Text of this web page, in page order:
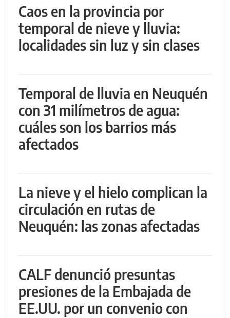
Caos en la provincia por
temporal de nieve y lluvia:
localidades sin luz y sin clases
Temporal de lluvia en Neuquén
con 31 milímetros de agua:
cuáles son los barrios más
afectados
La nieve y el hielo complican la
circulación en rutas de
Neuquén: las zonas afectadas
CALF denunció presuntas
presiones de la Embajada de
EE.UU. por un convenio con